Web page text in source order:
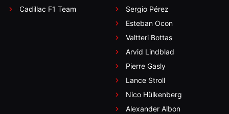
Cadillac F1 Team
Sergio Pérez
Esteban Ocon
Valtteri Bottas
Arvid Lindblad
Pierre Gasly
Lance Stroll
Nico Hülkenberg
Alexander Albon